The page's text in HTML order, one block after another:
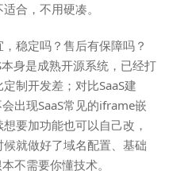
合，不用硬凑。
稳定吗？售后有保障吗？
身是成熟开源系统，已经打
制开发差；对比SaaS建
出现SaaS常见的iframe嵌
要加功能也可以自己改，
就做好了域名配置、基础
不需要你懂技术。